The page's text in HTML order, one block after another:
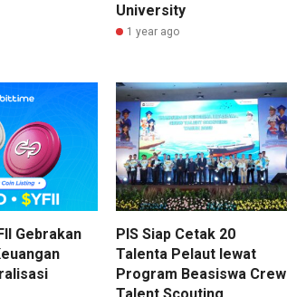
University
1 year ago
Gebrakan
PIS Siap Cetak 20
Talenta Pelaut lewat
Program Beasiswa Crew